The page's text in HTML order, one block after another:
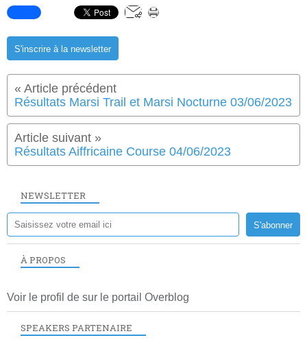
S'inscrire à la newsletter
Résultats Marsi Trail et Marsi Nocturne 03/06/2023
Résultats Aiffricaine Course 04/06/2023
NEWSLETTER
À PROPOS
Voir le profil de sur le portail Overblog
SPEAKERS PARTENAIRE